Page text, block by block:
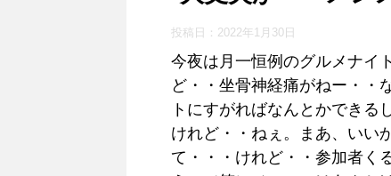
投稿日： 2022年1月30日
今夜は月一恒例のグルメナイ
ど・・坐骨神経痛がねー・・
トにすがればなんとかできる
けれど・・ねぇ。まあ、いい
て・・・けれど・・参加者く